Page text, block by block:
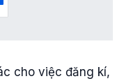
cho việc đăng kí,